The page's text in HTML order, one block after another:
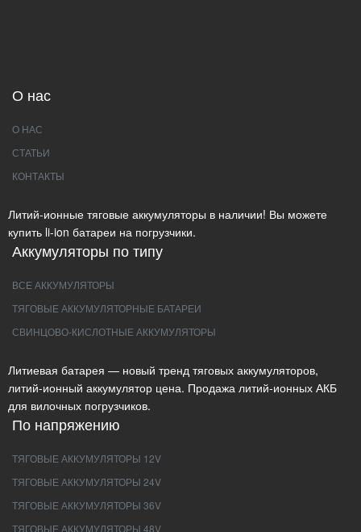
О нас
О НАС
СТАТЬИ
КОНТАКТЫ
Литий-ионные тяговые аккумуляторы в наличии! Вы можете
купить li-ion батареи на погрузчики.
Аккумуляторы по типу
ВСЕ АККУМУЛЯТОРЫ
ТЯГОВЫЕ АККУМУЛЯТОРНЫЕ БАТАРЕИ
СВИНЦОВО-КИСЛОТНЫЕ АККУМУЛЯТОРЫ
Литиевая батарея — новый тренд тяговых аккумуляторов,
литий-ионный аккумулятор цена. Продажа литий-ионных АКБ
для вилочных погрузчиков.
По напряжению
ТЯГОВЫЕ АККУМУЛЯТОРЫ 12V
ТЯГОВЫЕ АККУМУЛЯТОРЫ 24V
ТЯГОВЫЕ АККУМУЛЯТОРЫ 36V
ТЯГОВЫЕ АККУМУЛЯТОРЫ 48V